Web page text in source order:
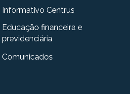
Informativo Centrus
Educação financeira e
previdenciária
Comunicados